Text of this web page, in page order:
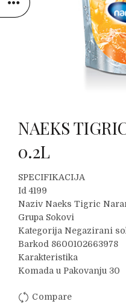
NAEKS
0.2L
SPECIFIKACIJA
Id 4199
Naziv Naeks Tigric
Grupa Sokovi
Kategorija Negazirani
Barkod 8600102663978
Karakteristika
Komada u Pakovanju 30
Compare